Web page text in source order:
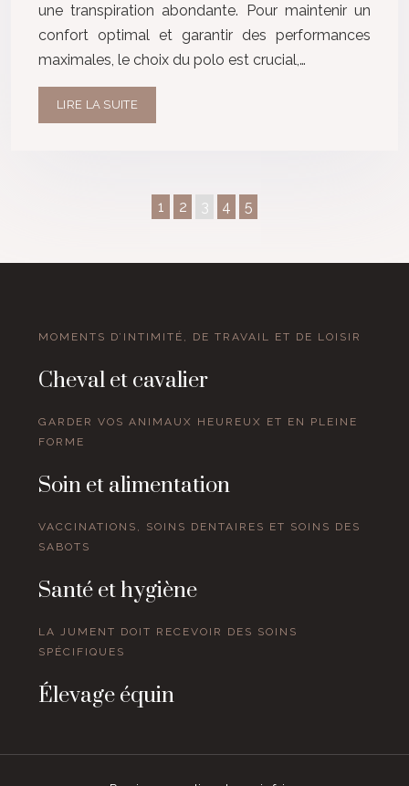
une transpiration abondante. Pour maintenir un
confort optimal et garantir des performances
maximales, le choix du polo est crucial,…
LIRE LA SUITE
1 2 3 4 5
MOMENTS D’INTIMITÉ, DE TRAVAIL ET DE LOISIR
Cheval et cavalier
GARDER VOS ANIMAUX HEUREUX ET EN PLEINE
FORME
Soin et alimentation
VACCINATIONS, SOINS DENTAIRES ET SOINS DES
SABOTS
Santé et hygiène
LA JUMENT DOIT RECEVOIR DES SOINS
SPÉCIFIQUES
Élevage équin